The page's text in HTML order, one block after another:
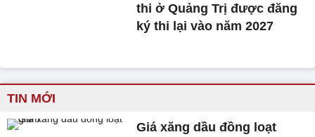
thi ở Quảng Trị được đăng
ký thi lại vào năm 2027
TIN MỚI
Giá xăng dầu đồng loạt